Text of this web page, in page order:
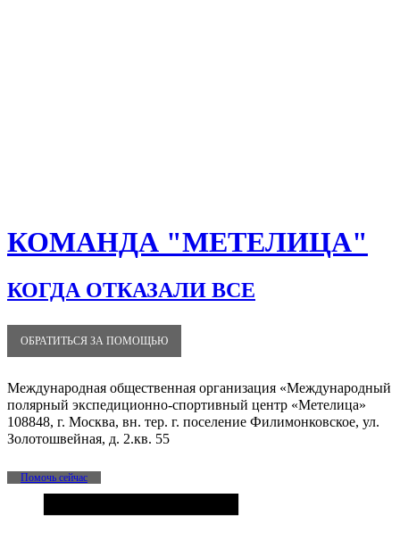
КОМАНДА "МЕТЕЛИЦА"
КОГДА ОТКАЗАЛИ ВСЕ
ОБРАТИТЬСЯ ЗА ПОМОЩЬЮ
Международная общественная организация «Международный
полярный экспедиционно-спортивный центр «Метелица»
108848, г. Москва, вн. тер. г. поселение Филимонковское, ул.
Золотошвейная, д. 2.кв. 55
Помочь сейчас